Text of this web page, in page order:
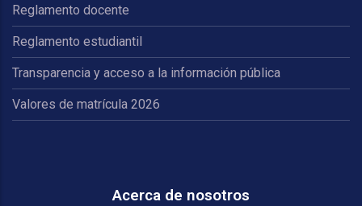
Reglamento docente
Reglamento estudiantil
Transparencia y acceso a la información pública
Valores de matrícula 2026
Acerca de nosotros